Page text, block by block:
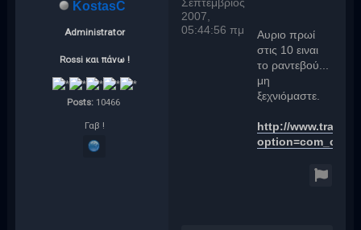
KostasC
Administrator
Rossi και πάνω !
Posts: 10466
Γαβ !
Σεπτέμβριος
2007,
05:44:56 πμ
Αυριο πρωί
στις 10 ειναι
το ραντεβού...
μη
ξεχνιόμαστε.
http://